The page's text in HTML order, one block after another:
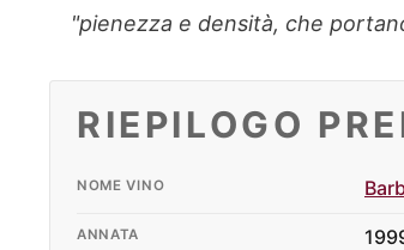
"pienezza e densità, che
RIEPILOGO
NOME VINO
ANNATA